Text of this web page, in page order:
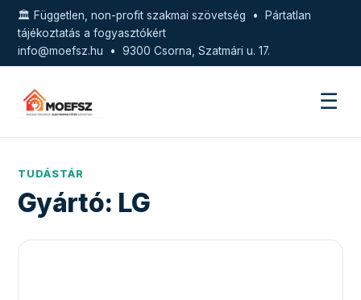
🏛️ Független, non-profit szakmai szövetség • Pártatlan
tájékoztatás a fogyasztókért
info@moefsz.hu • 9300 Csorna, Szatmári u. 17.
☰
TUDÁSTÁR
Gyártó: LG